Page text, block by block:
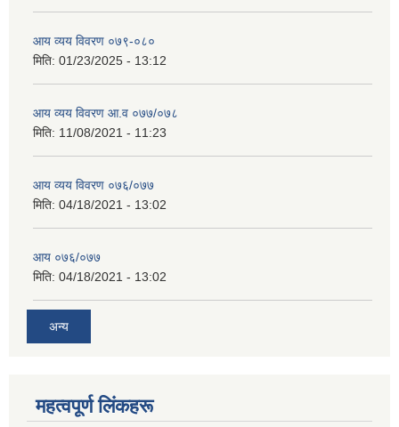
आय व्यय विवरण ०७९-०८०
मिति: 01/23/2025 - 13:12
आय व्यय विवरण आ.व ०७७/०७८
मिति: 11/08/2021 - 11:23
आय व्यय विवरण ०७६/०७७
मिति: 04/18/2021 - 13:02
आय ०७६/०७७
मिति: 04/18/2021 - 13:02
अन्य
महत्वपूर्ण लिंकहरू